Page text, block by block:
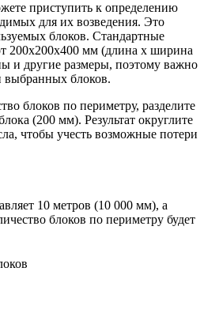
приступить к определению
для их возведения. Это
блоков. Стандартные
200x200x400 мм (длина x ширина
и другие размеры, поэтому важно
выбранных блоков.
блоков по периметру, разделите
(200 мм). Результат округлите
чтобы учесть возможные потери
10 метров (10 000 мм), а
блоков по периметру будет